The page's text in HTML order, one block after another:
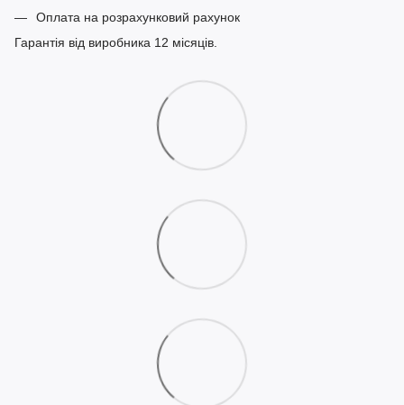
Оплата на розрахунковий рахунок
Гарантія від виробника 12 місяців.